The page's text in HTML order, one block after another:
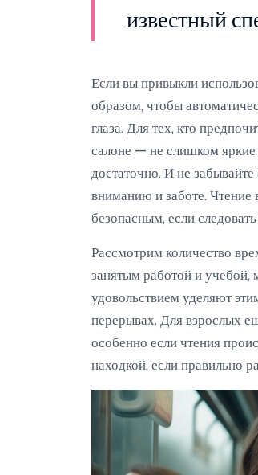
известный
Если вы привыкли
образом, чтобы
глаза. Для тех, кто
салоне — не слишком яркие
достаточно. И не
вниманию и заботе. Чтение
безопасным, если
Рассмотрим количество
занятым работой и учебой,
удовольствием уделяют
перерывах. Для взрослых
особенно если чтения
находкой, если правильно